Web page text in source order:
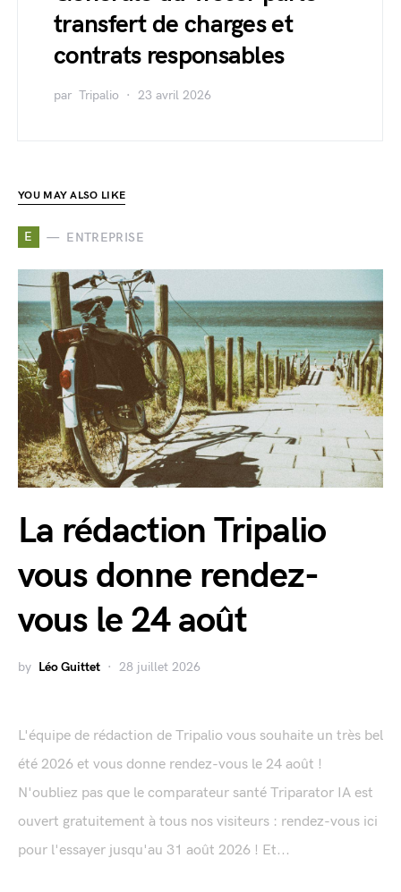
transfert de charges et
contrats responsables
par Tripalio 23 avril 2026
YOU MAY ALSO LIKE
E ENTREPRISE
La rédaction Tripalio
vous donne rendez-
vous le 24 août
by Léo Guittet 28 juillet 2026
L'équipe de rédaction de Tripalio vous souhaite un très bel
été 2026 et vous donne rendez-vous le 24 août !
N'oubliez pas que le comparateur santé Triparator IA est
ouvert gratuitement à tous nos visiteurs : rendez-vous ici
pour l'essayer jusqu'au 31 août 2026 ! Et...